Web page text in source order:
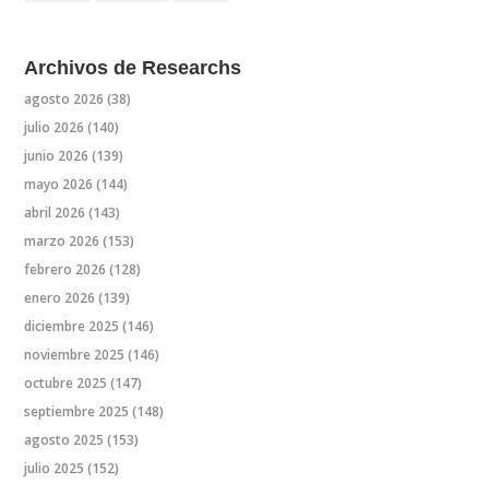
Archivos de Researchs
agosto 2026 (38)
julio 2026 (140)
junio 2026 (139)
mayo 2026 (144)
abril 2026 (143)
marzo 2026 (153)
febrero 2026 (128)
enero 2026 (139)
diciembre 2025 (146)
noviembre 2025 (146)
octubre 2025 (147)
septiembre 2025 (148)
agosto 2025 (153)
julio 2025 (152)